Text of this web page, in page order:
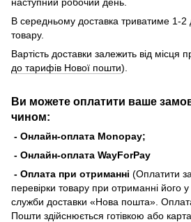
В середньому доставка триватиме 1-2
товару.
Вартість доставки залежить від місця
до тарифів Нової пошти).
Ви можете оплатити ваше
чином:
- Онлайн-оплата Monopay;
- Онлайн-оплата WayForPay
- Оплата при отриманні (Оплатити
перевірки товару при отриманні його у
служби доставки «Нова пошта». Оплата
Пошти здійснюється готівкою або